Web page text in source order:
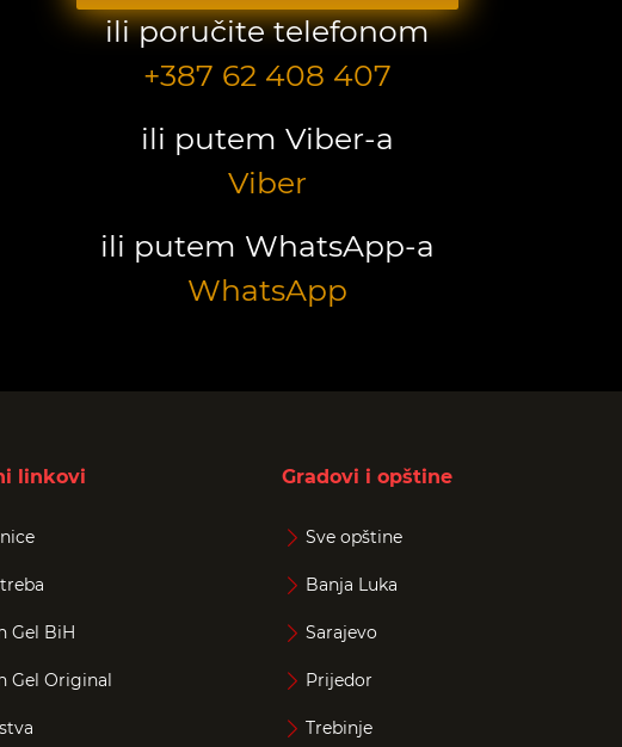
ili poručite telefonom
+387 62 408 407
ili putem Viber-a
Viber
ili putem WhatsApp-a
WhatsApp
linkovi
Gel BiH
Gel Original
Gradovi i opštine
Sve opštine
Banja Luka
Sarajevo
Prijedor
Trebinje